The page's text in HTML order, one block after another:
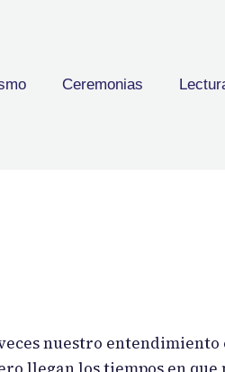
Ceremonias
nuestro